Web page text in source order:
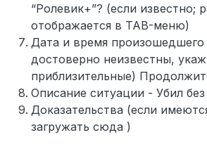
“Ролевик+”? (если известно;
отображается в TAB-меню)
Дата и время
достоверно неизвестны,
приблизительные)
Описание ситуации - Убил
Доказательства (если
загружать сюда )